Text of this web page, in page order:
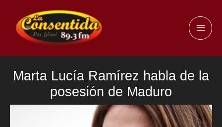
contenido
Marta Lucía Ramírez habla de la
posesión de Maduro